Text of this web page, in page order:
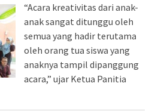
“Acara kreativitas dari anak-
anak sangat ditunggu oleh
semua yang hadir terutama
oleh orang tua siswa yang
anaknya tampil dipanggung
acara,” ujar Ketua Panitia